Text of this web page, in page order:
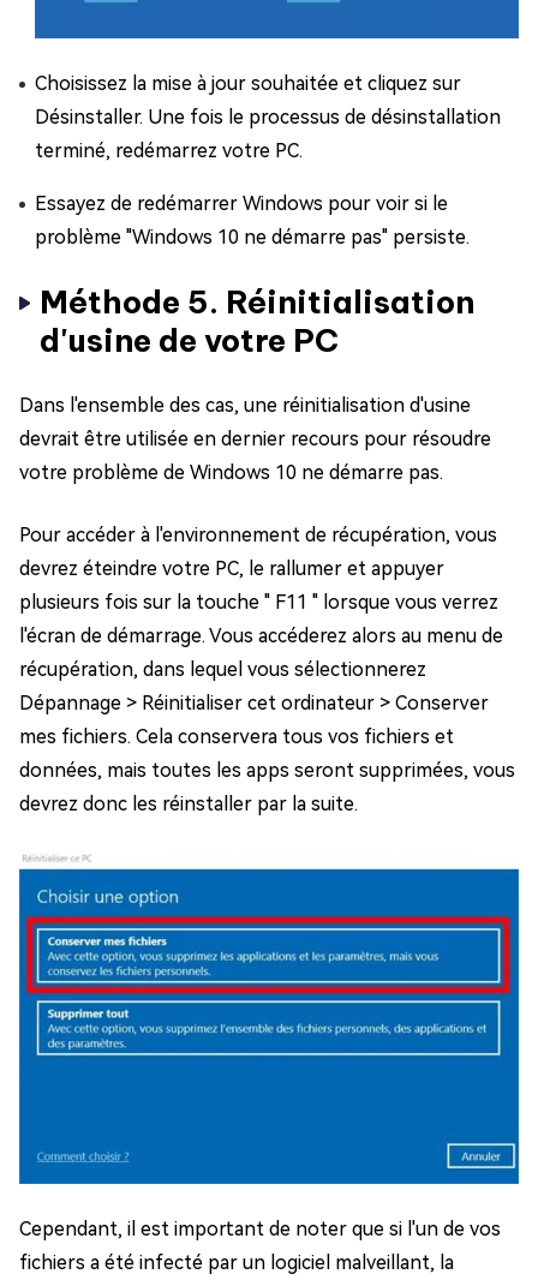
Choisissez la mise à jour souhaitée et cliquez sur
Désinstaller. Une fois le processus de désinstallation
terminé, redémarrez votre PC.
Essayez de redémarrer Windows pour voir si le
problème "Windows 10 ne démarre pas" persiste.
Méthode 5. Réinitialisation
d'usine de votre PC
Dans l'ensemble des cas, une réinitialisation d'usine
devrait être utilisée en dernier recours pour résoudre
votre problème de Windows 10 ne démarre pas.
Pour accéder à l'environnement de récupération, vous
devrez éteindre votre PC, le rallumer et appuyer
plusieurs fois sur la touche " F11 " lorsque vous verrez
l'écran de démarrage. Vous accéderez alors au menu de
récupération, dans lequel vous sélectionnerez
Dépannage > Réinitialiser cet ordinateur > Conserver
mes fichiers. Cela conservera tous vos fichiers et
données, mais toutes les apps seront supprimées, vous
devrez donc les réinstaller par la suite.
Cependant, il est important de noter que si l'un de vos
fichiers a été infecté par un logiciel malveillant, la